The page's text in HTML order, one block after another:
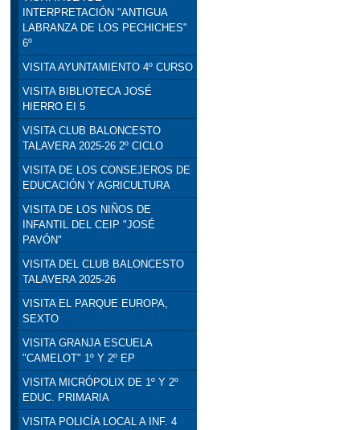
INTERPRETACIÓN "ANTIGUA
LABRANZA DE LOS PECHICHES"
6º
VISITA AYUNTAMIENTO 4º CURSO
VISITA BIBLIOTECA JOSÉ
HIERRO EI 5
VISITA CLUB BALONCESTO
TALAVERA 2025-26 2º CICLO
VISITA DE LOS CONSEJEROS DE
EDUCACIÓN Y AGRICULTURA
VISITA DE LOS NIÑOS DE
INFANTIL DEL CEIP "JOSÉ
PAVÓN"
VISITA DEL CLUB BALONCESTO
TALAVERA 2025-26
VISITA EL PARQUE EUROPA,
SEXTO
VISITA GRANJA ESCUELA
"CAMELOT" 1º Y 2º EP
VISITA MICRÓPOLIX DE 1º Y 2º
EDUC. PRIMARIA
VISITA POLICÍA LOCAL A INF. 4